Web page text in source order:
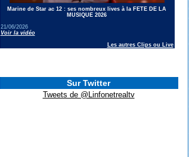
Marine de Star ac 12 : ses nombreux lives à la FETE DE LA
MUSIQUE 2026
21/06/2026
Voir la vidéo
Les autres Clips ou Live
Sur Twitter
Tweets de @Linfonetrealtv